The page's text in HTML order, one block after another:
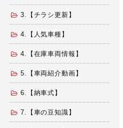
3.【チラシ更新】
4.【人気車種】
4.【在庫車両情報】
5.【車両紹介動画】
6.【納車式】
7.【車の豆知識】